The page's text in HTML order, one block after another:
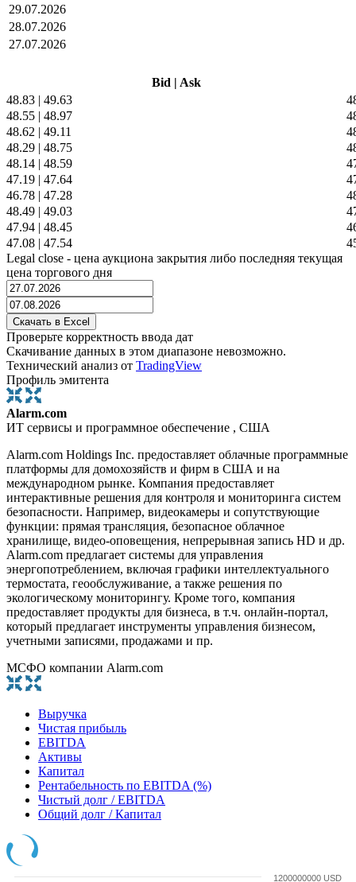
29.07.2026
28.07.2026
27.07.2026
Bid | Ask
48.83 | 49.63
48.55 | 48.97
48.62 | 49.11
48.29 | 48.75
48.14 | 48.59
47.19 | 47.64
46.78 | 47.28
48.49 | 49.03
47.94 | 48.45
47.08 | 47.54
Legal close - цена аукциона закрытия либо последняя текущая
цена торгового дня
Проверьте корректность ввода дат
Скачивание данных в этом диапазоне невозможно.
Технический анализ от TradingView
Профиль эмитента
Alarm.com
ИТ сервисы и программное обеспечение , США
Alarm.com Holdings Inc. предоставляет облачные программные
платформы для домохозяйств и фирм в США и на
международном рынке. Компания предоставляет
интерактивные решения для контроля и мониторинга систем
безопасности. Например, видеокамеры и сопутствующие
функции: прямая трансляция, безопасное облачное
хранилище, видео-оповещения, непрерывная запись HD и др.
Alarm.com предлагает системы для управления
энергопотреблением, включая графики интеллектуального
термостата, геообслуживание, а также решения по
экологическому мониторингу. Кроме того, компания
предоставляет продукты для бизнеса, в т.ч. онлайн-портал,
который предлагает инструменты управления бизнесом,
учетными записями, продажами и пр.
МСФО компании Alarm.com
Выручка
Чистая прибыль
EBITDA
Активы
Капитал
Рентабельность по EBITDA (%)
Чистый долг / EBITDA
Общий долг / Капитал
1200000000 USD